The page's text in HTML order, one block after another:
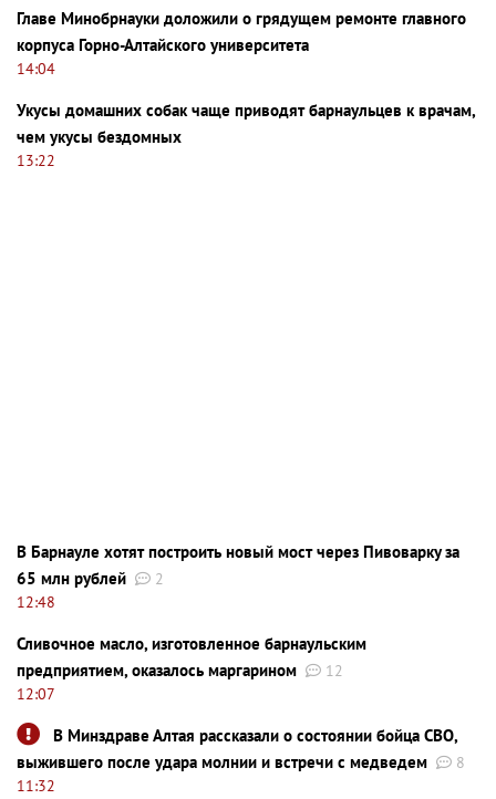
Главе Минобрнауки доложили о грядущем ремонте главного
корпуса Горно-Алтайского университета
14:04
Укусы домашних собак чаще приводят барнаульцев к врачам,
чем укусы бездомных
13:22
В Барнауле хотят построить новый мост через Пивоварку за
65 млн рублей
2
12:48
Сливочное масло, изготовленное барнаульским
предприятием, оказалось маргарином
12
12:07
В Минздраве Алтая рассказали о состоянии бойца СВО,
выжившего после удара молнии и встречи с медведем
8
11:32